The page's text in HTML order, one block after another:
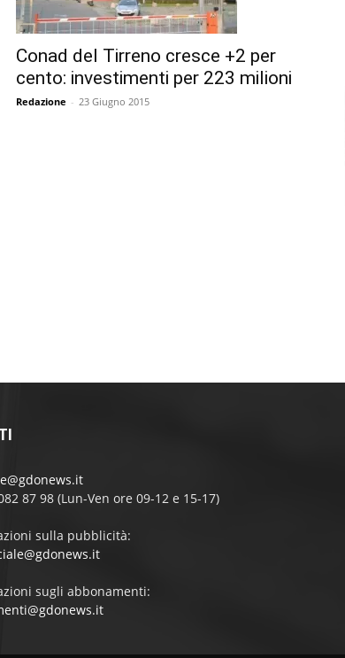
Conad del Tirreno cresce +2 per
cento: investimenti per 223 milioni
Redazione - 23 Giugno 2015
87 98 (Lun-Ven ore 09-12 e 15-17)
sulla pubblicità:
sugli abbonamenti: